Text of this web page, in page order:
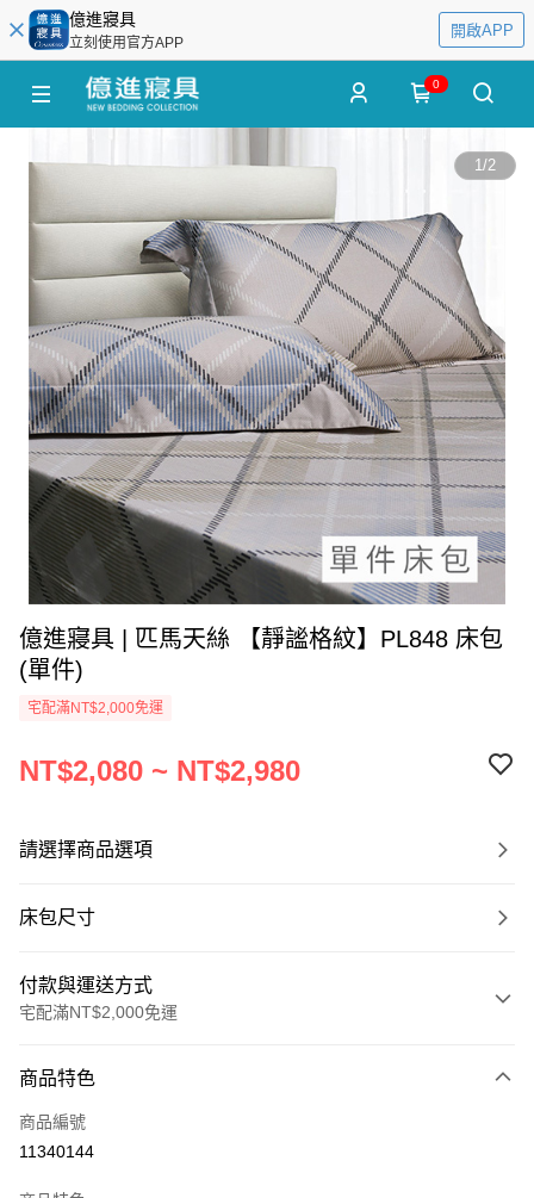
億進寢具
立刻使用官方APP
開啟APP
0
1/2
億進寢具 | 匹馬天絲 【靜謐格紋】PL848 床包
(單件)
宅配滿NT$2,000免運
NT$2,080 ~ NT$2,980
請選擇商品選項
床包尺寸
付款與運送方式
宅配滿NT$2,000免運
信用卡一次付款
信用卡分期付款
商品特色
商品編號
11340144